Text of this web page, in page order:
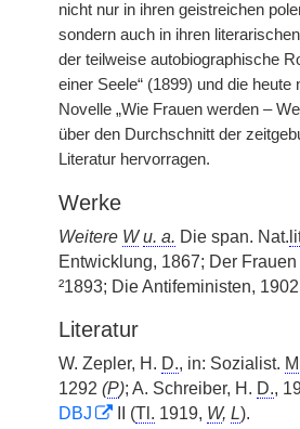
nicht nur in ihren geistreichen
sondern auch in ihren
der teilweise autobiographische
einer Seele“ (1899) und die heute
Novelle „Wie Frauen werden –
über den Durchschnitt der
Literatur hervorragen.
Werke
Weitere W u. a. Die span. Nat.
Entwicklung, 1867; Der
²1893; Die Antifeministen,
Literatur
W. Zepler, H. D., in: Sozialist.
1292 (P); A. Schreiber, H. D.,
DBJ
II (Tl. 1919, W, L).